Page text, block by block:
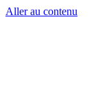
Aller au contenu